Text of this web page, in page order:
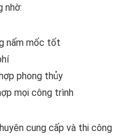
nhờ:
nấm mốc tốt
phong thủy
mọi công trình
cung cấp và thi công